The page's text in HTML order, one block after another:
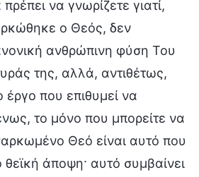
να γνωρίζετε γιατί,
ο Θεός, δεν
ανθρώπινη φύση Του
της, αλλά, αντιθέτως,
έργο που επιθυμεί να
το μόνο που μπορείτε να
Θεό είναι αυτό που
θεϊκή άποψη· αυτό συμβαίνει